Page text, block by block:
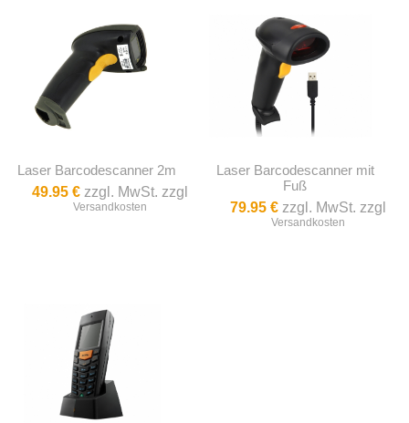
Laser Barcodescanner 2m
49.95 €zzgl. MwSt. zzgl
Versandkosten
Laser Barcodescanner mit
Fuß
79.95 € zzgl. MwSt. zzgl
Versandkosten